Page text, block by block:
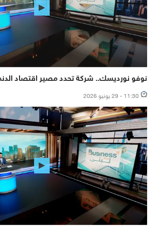
نوفو نورديسك.. شركة تحدد مصير اقتصاد
11:30 - 29 يونيو 2026